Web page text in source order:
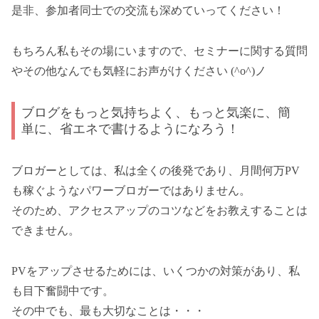
是非、参加者同士での交流も深めていってください！
もちろん私もその場にいますので、セミナーに関する質問
やその他なんでも気軽にお声がけください (^o^)ノ
ブログをもっと気持ちよく、もっと気楽に、簡
単に、省エネで書けるようになろう！
ブロガーとしては、私は全くの後発であり、月間何万PV
も稼ぐようなパワーブロガーではありません。
そのため、アクセスアップのコツなどをお教えすることは
できません。
PVをアップさせるためには、いくつかの対策があり、私
も目下奮闘中です。
その中でも、最も大切なことは・・・